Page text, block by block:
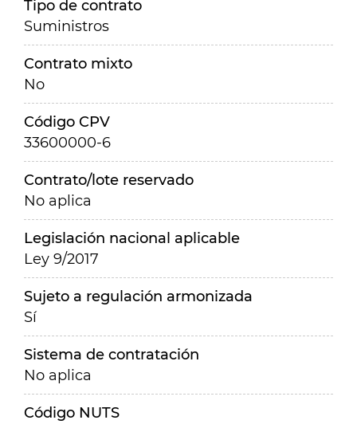
Tipo de contrato
Suministros
Contrato mixto
No
Código CPV
33600000-6
Contrato/lote reservado
No aplica
Legislación nacional aplicable
Ley 9/2017
Sujeto a regulación armonizada
Sí
Sistema de contratación
No aplica
Código NUTS